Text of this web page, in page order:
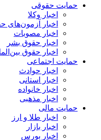
حمایت حقوقی
اخبار وکلا
اخبار آزمون‌های
اخبار مصوبات
اخبار حقوق بشر
اخبار حقوق
حمایت اجتماعی
اخبار حوادث
اخبار استانی
اخبار خانواده
اخبار مذهبی
حمایت مالی
اخبار طلا و ارز
اخبار بازار
اخبار بورس